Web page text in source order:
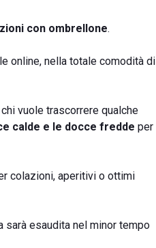
con ombrellone.
online, nella totale comodità di
vuole trascorrere qualche
calde e le docce fredde per
colazioni, aperitivi o ottimi
esaudita nel minor tempo